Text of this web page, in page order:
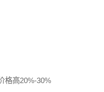
格高20%-30%